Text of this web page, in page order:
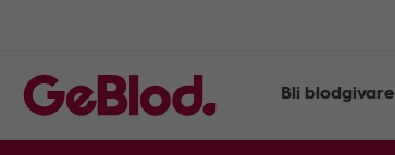
Bli blodgivare